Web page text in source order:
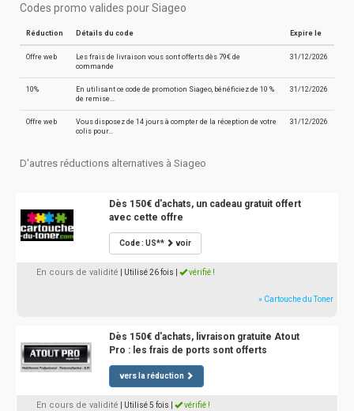
Codes promo valides pour Siageo
Réduction Détails du code Expire le
Offre web
Les frais de livraison vous sont offerts dès 79€ de
commande
31/12/2026
10%
En utilisant ce code de promotion Siageo, bénéficiez de 10 %
de remise…
31/12/2026
Offre web
Vous disposez de 14 jours à compter de la réception de votre
colis pour…
31/12/2026
D'autres réductions alternatives à Siageo
Dès 150€ d'achats, un cadeau gratuit offert
avec cette offre
Code : US** voir
En cours de validité | Utilisé 26 fois vérifié !
» Cartouche du Toner
Dès 150€ d'achats, livraison gratuite Atout
Pro : les frais de ports sont offerts
vers la réduction
En cours de validité | Utilisé 5 fois vérifié !